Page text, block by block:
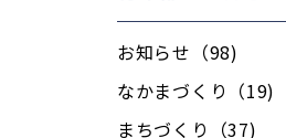
お知らせ（98)
なかまづくり（19)
まちづくり（37)